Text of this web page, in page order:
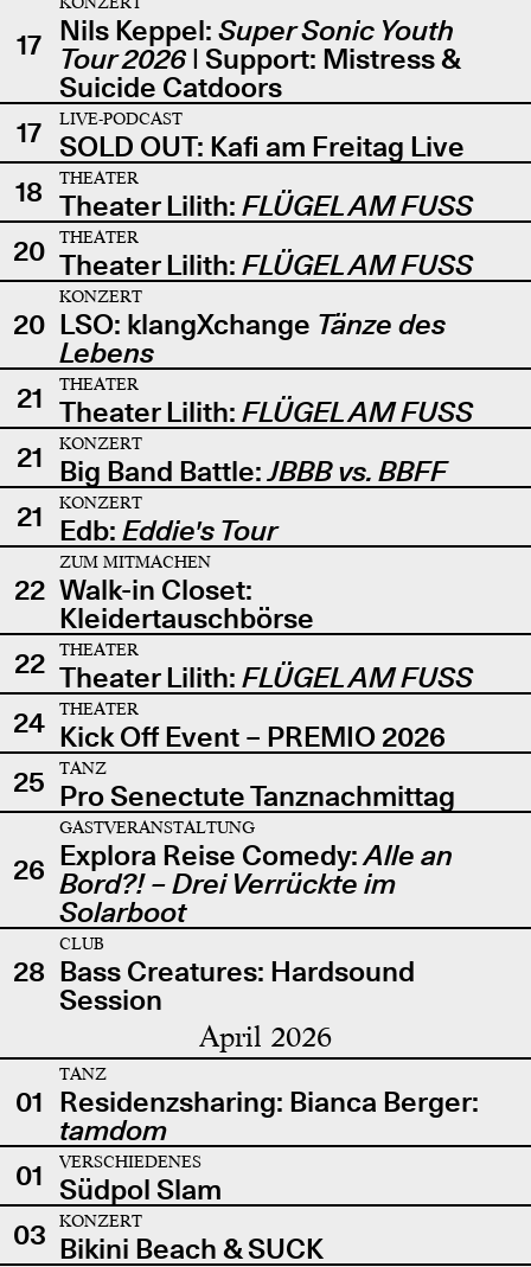
17 Nils Keppel: Super Sonic Youth
Tour 2026| Support: Mistress &
Suicide Catdoors
17
LIVE-PODCAST
SOLD OUT: Kafi am Freitag Live
18
THEATER
Theater Lilith: FLÜGEL AM FUSS
20
THEATER
Theater Lilith: FLÜGEL AM FUSS
20
KONZERT
LSO: klangXchange Tänze des
Lebens
21
THEATER
Theater Lilith: FLÜGEL AM FUSS
21
KONZERT
Big Band Battle:JBBB vs. BBFF
21
KONZERT
Edb: Eddie's Tour
22
ZUM MITMACHEN
Walk-in Closet:
Kleidertauschbörse
22
THEATER
Theater Lilith: FLÜGEL AM FUSS
24
THEATER
Kick Off Event – PREMIO 2026
25
TANZ
Pro Senectute Tanznachmittag
26
GASTVERANSTALTUNG
Explora Reise Comedy:Alle an
Bord?! – Drei Verrückte im
Solarboot
28
CLUB
Bass Creatures: Hardsound
Session
April 2026
01
TANZ
Residenzsharing: Bianca Berger:
tamdom
01
VERSCHIEDENES
Südpol Slam
03
KONZERT
Bikini Beach & SUCK